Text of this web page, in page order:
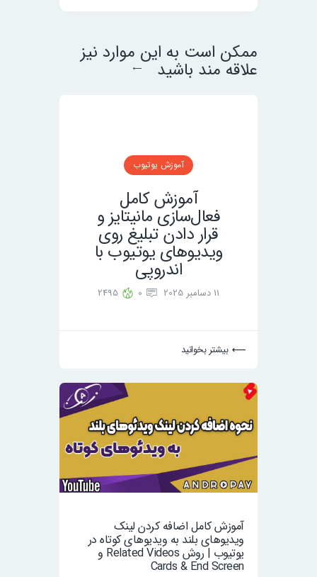
ممکن است به این موارد نیز
علاقه مند باشید
آموزش یوتیوب
آموزش کامل
فعال‌سازی مانیتایز و
قرار دادن تبلیغ روی
ویدیوهای یوتیوب با
اندروپی
11 دسامبر 2025 0
2495
بیشتر بخوانید
آموزش کامل اضافه کردن لینک
ویدیوهای بلند به ویدیوهای کوتاه در
یوتیوب | روش Related Videos و
Cards & End Screen